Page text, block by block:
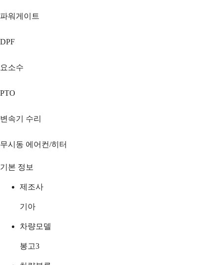
파워게이트
DPF
요소수
PTO
변속기 수리
무시동 에어컨/히터
기본 정보
제조사
기아
차량모델
봉고3